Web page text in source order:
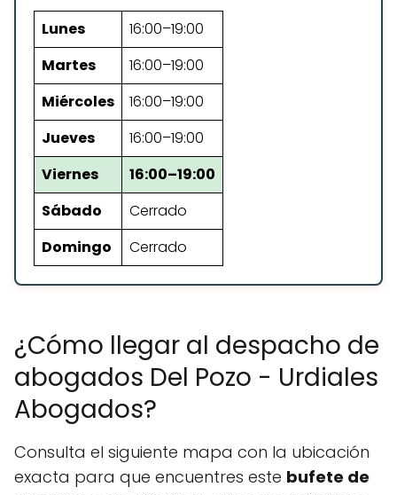
Lunes
16:00–19:00
Martes
16:00–19:00
Miércoles
16:00–19:00
Jueves
16:00–19:00
Viernes
16:00–19:00
Sábado
Cerrado
Domingo
Cerrado
¿Cómo llegar al despacho de
abogados Del Pozo - Urdiales
Abogados?
Consulta el siguiente mapa con la ubicación
exacta para que encuentres este bufete de